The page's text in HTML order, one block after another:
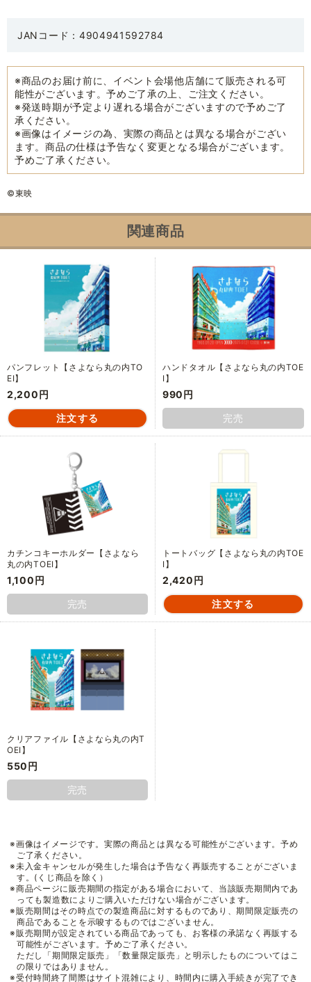
JANコード：4904941592784
※商品のお届け前に、イベント会場他店舗にて販売される可
能性がございます。予めご了承の上、ご注文ください。
※発送時期が予定より遅れる場合がございますので予めご了
承ください。
※画像はイメージの為、実際の商品とは異なる場合がござい
ます。商品の仕様は予告なく変更となる場合がございます。
予めご了承ください。
©東映
関連商品
パンフレット【さよなら丸の内TO
EI】
2,200円
ハンドタオル【さよなら丸の内TOE
I】
990円
完売
カチンコキーホルダー【さよなら
丸の内TOEI】
1,100円
完売
トートバッグ【さよなら丸の内TOE
I】
2,420円
クリアファイル【さよなら丸の内T
OEI】
550円
完売
※画像はイメージです。実際の商品とは異なる可能性がございます。予め
ご了承ください。
※未入金キャンセルが発生した場合は予告なく再販売することがございま
す。(くじ商品を除く）
※商品ページに販売期間の指定がある場合において、当該販売期間内であ
っても製造数によりご購入いただけない場合がございます。
※販売期間はその時点での製造商品に対するものであり、期間限定販売の
商品であることを示唆するものではございません。
※販売期間が設定されている商品であっても、お客様の承諾なく再販する
可能性がございます。予めご了承ください。
ただし「期間限定販売」「数量限定販売」と明示したものについてはこ
の限りではありません。
※受付時間終了間際はサイト混雑により、時間内に購入手続きが完了でき